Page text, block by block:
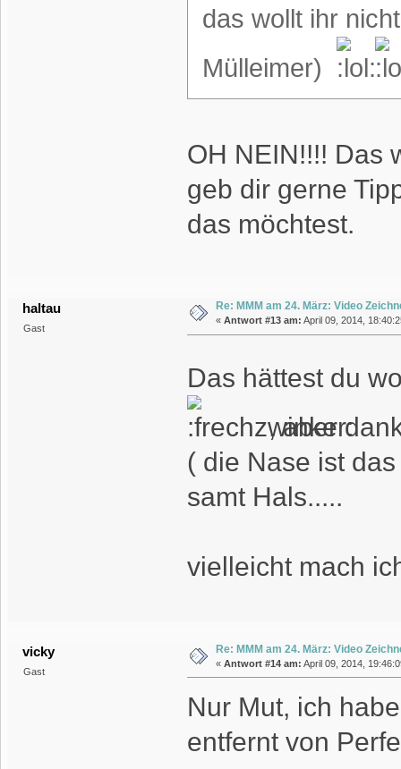
das wollt ihr
Mülleimer)
OH NEIN!!!! Das
geb dir gerne
das möchtest.
haltau
Gast
Re: MMM am 24. März: Video
« Antwort #13 am: April 09, 2014,
Das hättest du
, aber
( die Nase ist
samt Hals.....
vielleicht mach
vicky
Gast
Re: MMM am 24. März: Video
« Antwort #14 am: April 09, 2014,
Nur Mut, ich
entfernt von